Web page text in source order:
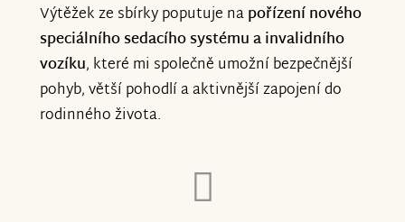
Výtěžek ze sbírky poputuje napořízení nového
speciálního sedacího systému a invalidního
vozíku, které mi společně umožní bezpečnější
pohyb, větší pohodlí a aktivnější zapojení do
rodinného života.